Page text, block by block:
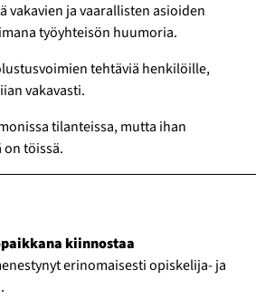
vakavien ja vaarallisten asioiden
työyhteisön huumoria.
tehtäviä henkilöille,
vakavasti.
tilanteissa, mutta ihan
töissä.
kiinnostaa
erinomaisesti opiskelija- ja